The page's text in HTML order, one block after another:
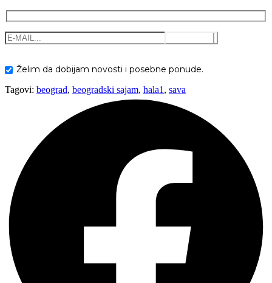
Želim da dobijam novosti i posebne ponude.
Tagovi: beograd, beogradski sajam, hala1 , sava